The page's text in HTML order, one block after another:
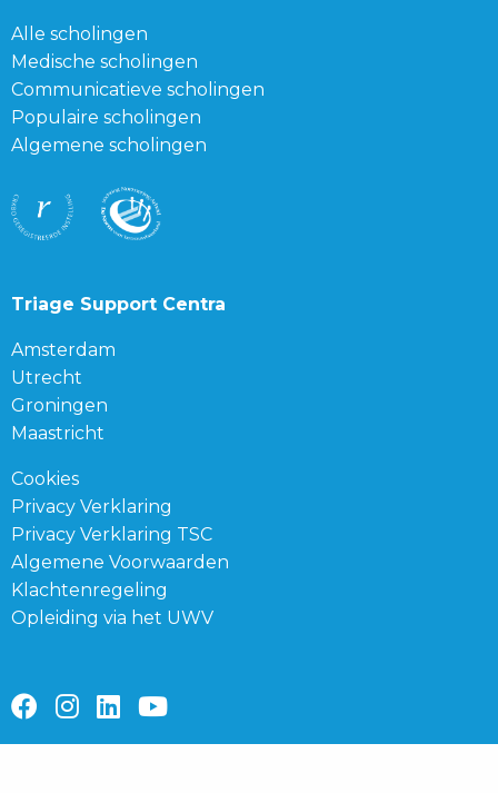
Alle scholingen
Medische scholingen
Communicatieve scholingen
Populaire scholingen
Algemene scholingen
Triage Support Centra
Amsterdam
Utrecht
Groningen
Maastricht
Cookies
Privacy Verklaring
Privacy Verklaring TSC
Algemene Voorwaarden
Klachtenregeling
Opleiding via het UWV
Ga
naar
Ga
naar
Ga
naar
Ga
naar